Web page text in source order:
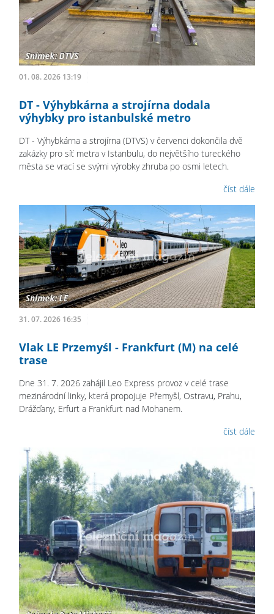
01. 08. 2026 13:19
DT - Výhybkárna a strojírna dodala
výhybky pro istanbulské metro
DT - Výhybkárna a strojírna (DTVS) v červenci dokončila dvě
zakázky pro síť metra v Istanbulu, do největšího tureckého
města se vrací se svými výrobky zhruba po osmi letech.
číst dále
31. 07. 2026 16:35
Vlak LE Przemyśl - Frankfurt (M) na celé
trase
Dne 31. 7. 2026 zahájil Leo Express provoz v celé trase
mezinárodní linky, která propojuje Přemyšl, Ostravu, Prahu,
Drážďany, Erfurt a Frankfurt nad Mohanem.
číst dále